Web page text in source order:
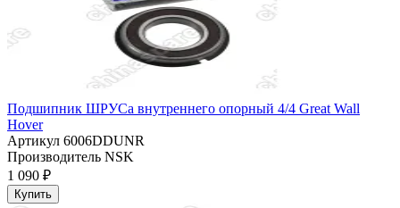
Подшипник ШРУСа внутреннего опорный 4/4 Great Wall
Hover
Артикул 6006DDUNR
Производитель NSK
1 090 ₽
Купить